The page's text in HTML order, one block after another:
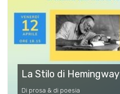
La Stilo di Hemingway
Di prosa & di poesia